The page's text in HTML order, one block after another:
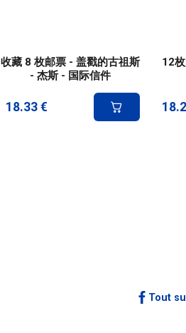
收藏 8 枚邮票 - 盖戳的古祖斯
- 杰斯 - 国际信件
18.33 €
12
Tout